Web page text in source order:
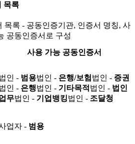
목록
목록 - 공동인증기관, 인증서 명칭, 사
공동인증서로 구성
사용 가능 공동인증서
인 - 범용법인 - 은행/보험 법인 - 증권
인 - 은행법인 - 기타목적 법인 - 법인
무법인 - 기업뱅킹법인 - 조달청
업자 - 범용